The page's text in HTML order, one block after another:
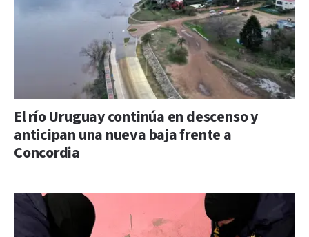
El río Uruguay continúa en descenso y
anticipan una nueva baja frente a
Concordia